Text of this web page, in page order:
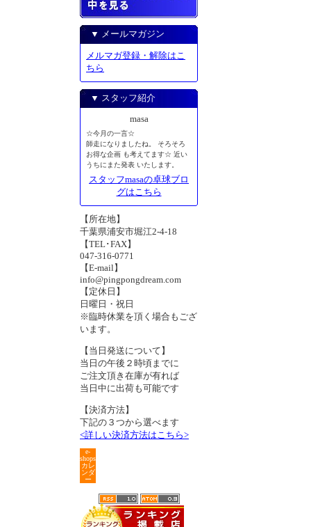
▼ メールマガジン
メルマガ登録・解除はこ
ちら
▼ スタッフ紹介
masa
☆今月の一言☆
師走になりましたね。 そろそろ
お得な企画 も考えてます☆ 近い
うちにまた発表 いたします。
スタッフmasaの卓球ブロ
グはこちら
【所在地】
千葉県浦安市堀江2-4-18
【TEL･FAX】
047-316-0771
【E-mail】
info@pingpongdream.com
【定休日】
日曜日・祝日
※臨時休業を頂く場合もござ
います。
【当日発送について】
当日の午後２時頃までに
ご注文頂き在庫が有れば
当日中に出荷も可能です
【決済方法】
下記の３つから選べます
<詳しい決済方法はこちら>
e-
shops
カレ
ンダ
ー